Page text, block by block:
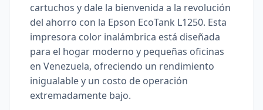
cartuchos y dale la bienvenida a la revolución
del ahorro con la Epson EcoTank L1250. Esta
impresora color inalámbrica está diseñada
para el hogar moderno y pequeñas oficinas
en Venezuela, ofreciendo un rendimiento
inigualable y un costo de operación
extremadamente bajo.